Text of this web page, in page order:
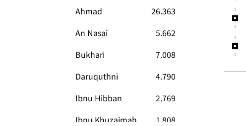
Ahmad
26.363
An Nasai
5.662
Bukhari
7.008
Daruquthni
4.790
Ibnu Hibban
2.769
Ibnu Khuzaimah
1.808